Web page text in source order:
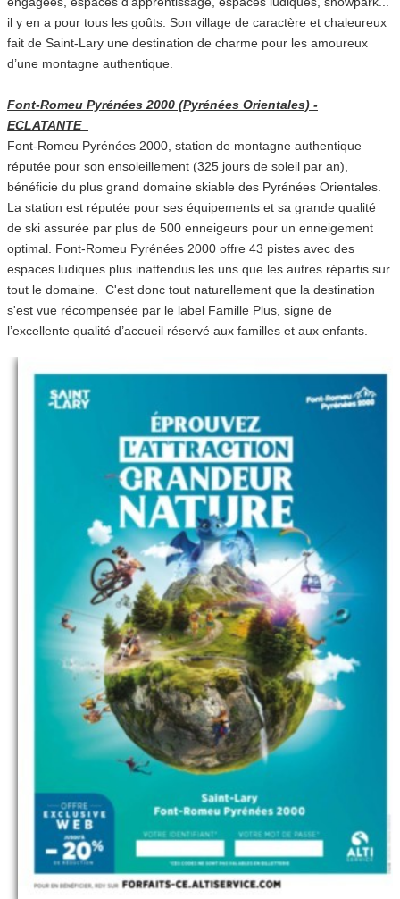
il y en a pour tous les goûts. Son village de caractère et chaleureux
fait de Saint-Lary une destination de charme pour les amoureux
d’une montagne authentique.
Font-Romeu Pyrénées 2000 (Pyrénées Orientales) -
ECLATANTE
Font-Romeu Pyrénées 2000, station de montagne authentique
réputée pour son ensoleillement (325 jours de soleil par an),
bénéficie du plus grand domaine skiable des Pyrénées Orientales.
La station est réputée pour ses équipements et sa grande qualité
de ski assurée par plus de 500 enneigeurs pour un enneigement
optimal. Font-Romeu Pyrénées 2000 offre 43 pistes avec des
espaces ludiques plus inattendus les uns que les autres répartis sur
tout le domaine. C'est donc tout naturellement que la destination
s'est vue récompensée par le label Famille Plus, signe de
l’excellente qualité d’accueil réservé aux familles et aux enfants.